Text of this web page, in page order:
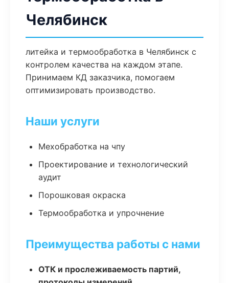
Челябинск
литейка и термообработка в Челябинск с
контролем качества на каждом этапе.
Принимаем КД заказчика, помогаем
оптимизировать производство.
Наши услуги
Мехобработка на чпу
Проектирование и технологический
аудит
Порошковая окраска
Термообработка и упрочнение
Преимущества работы с нами
ОТК и прослеживаемость партий,